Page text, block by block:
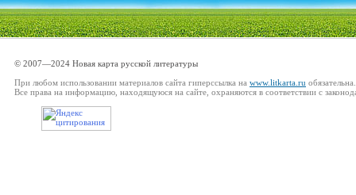
© 2007—2024 Новая карта русской литературы
При любом использовании материалов сайта гиперссылка на www.litkarta.ru обязательна.
Все права на информацию, находящуюся на сайте, охраняются в соответствии с